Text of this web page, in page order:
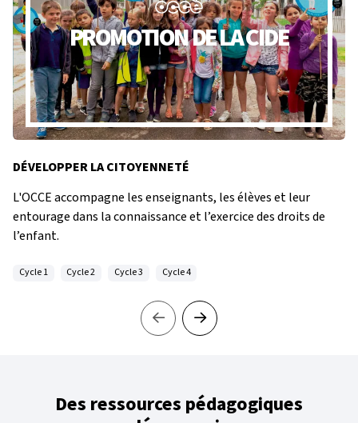
PROMOTION DE LA CIDE
DÉVELOPPER LA CITOYENNETÉ
L'OCCE accompagne les enseignants, les élèves et leur
entourage dans la connaissance et l’exercice des droits de
l’enfant.
Cycle 1 Cycle 2 Cycle 3 Cycle 4
Des ressources pédagogiques